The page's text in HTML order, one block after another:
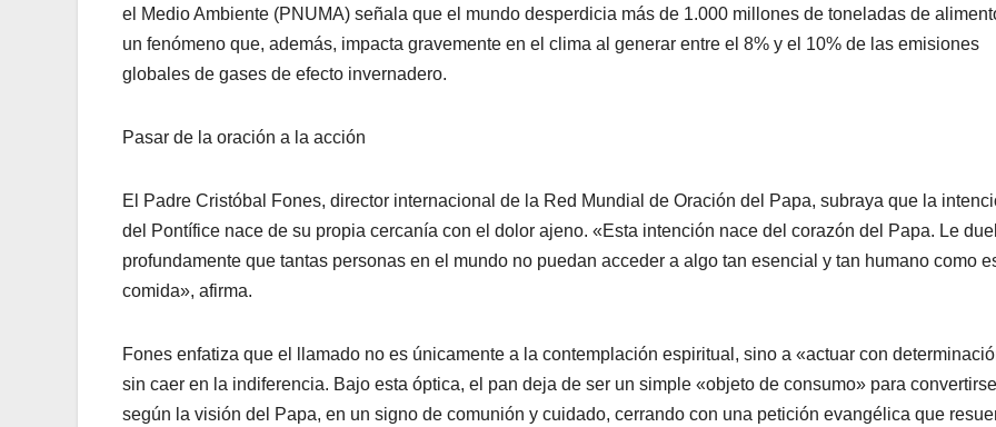
el Medio Ambiente (PNUMA) señala que el mundo desperdicia más de 1.000 millones de toneladas de
un fenómeno que, además, impacta gravemente en el clima al generar entre el 8% y el 10% de las emisiones
globales de gases de efecto invernadero.
Pasar de la oración a la acción
El Padre Cristóbal Fones, director internacional de la Red Mundial de Oración del Papa, subraya que la
del Pontífice nace de su propia cercanía con el dolor ajeno. «Esta intención nace del corazón del Papa. Le
profundamente que tantas personas en el mundo no puedan acceder a algo tan esencial y tan humano como
comida», afirma.
Fones enfatiza que el llamado no es únicamente a la contemplación espiritual, sino a «actuar con
sin caer en la indiferencia. Bajo esta óptica, el pan deja de ser un simple «objeto de consumo» para
según la visión del Papa, en un signo de comunión y cuidado, cerrando con una petición evangélica que